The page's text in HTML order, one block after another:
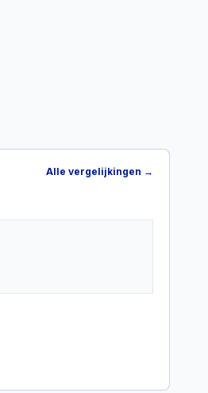
Alle vergelijkingen →